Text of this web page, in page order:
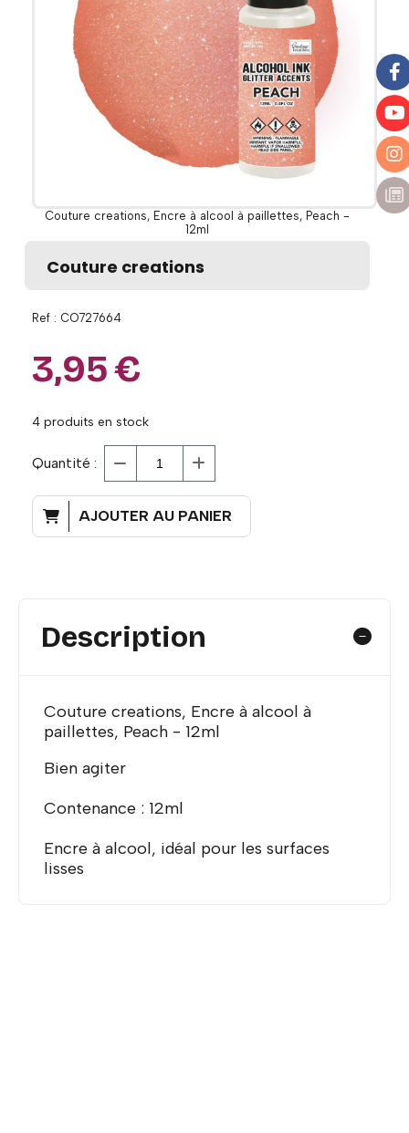
Couture creations, Encre à alcool à paillettes, Peach -
12ml
Couture creations
Ref : CO727664
3,95€
4 produits en stock
Quantité :
AJOUTER AU PANIER
Description
Couture creations, Encre à alcool à
paillettes, Peach - 12ml
Bien agiter
Contenance : 12ml
Encre à alcool, idéal pour les surfaces
lisses